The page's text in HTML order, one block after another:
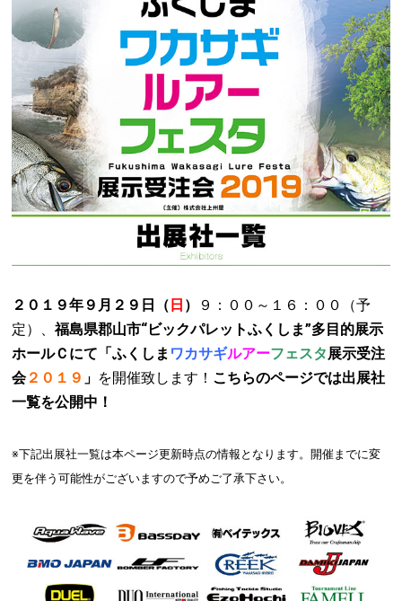
２０１９年９月２９日（ 日 ）
９：００～１６：００（予
定）、福島県郡山市“ビックパレットふくしま”多目的展示
ホールＣにて「ふくしま ワカサギルアーフェスタ展示受注
会２０１９ 」 を開催致します！ こちらのページでは出展社
一覧を公開中！
※下記出展社一覧は本ページ更新時点の情報となります。開催までに変
更を伴う可能性がございますので予めご了承下さい。